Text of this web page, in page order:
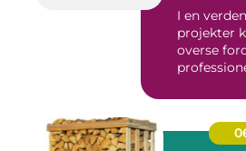
I en
projekter
overse